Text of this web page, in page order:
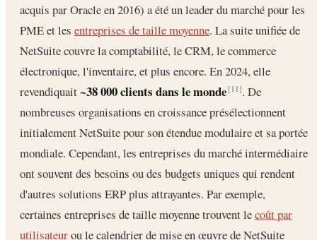
acquis par Oracle en 2016) a été un leader du marché pour les
PME et les entreprises de taille moyenne. La suite unifiée de
NetSuite couvre la comptabilité, le CRM, le commerce
électronique, l'inventaire, et plus encore. En 2024, elle
revendiquait~38 000 clients dans le monde [11]. De
nombreuses organisations en croissance présélectionnent
initialement NetSuite pour son étendue modulaire et sa portée
mondiale. Cependant, les entreprises du marché intermédiaire
ont souvent des besoins ou des budgets uniques qui rendent
d'autres solutions ERP plus attrayantes. Par exemple,
certaines entreprises de taille moyenne trouvent lecoût par
utilisateurou le calendrier de mise en œuvre de NetSuite